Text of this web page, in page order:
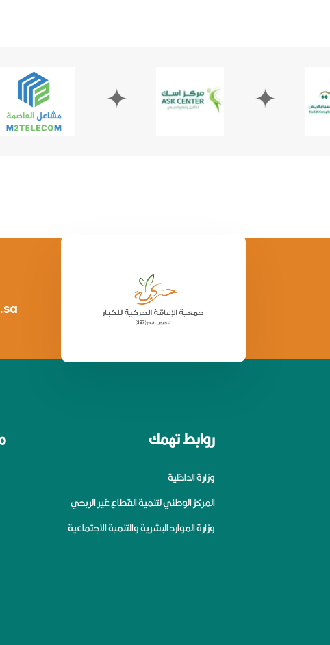
✦ ✦ ✦
روابط تهمك
وزارة الداخلية
المركز الوطني لتنمية القطاع غير الربحي
وزارة الموارد البشرية والتنمية الاجتماعية